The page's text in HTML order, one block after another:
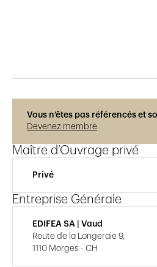
Vous n’êtes pas référencés et
Devenez membre
Maître d’Ouvrage privé
Privé
Entreprise Générale
EDIFEA SA | Vaud
Route de la Longeraie 9,
1110 Morges - CH